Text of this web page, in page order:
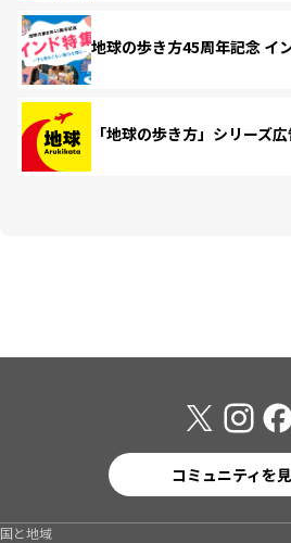
地球の歩き方45周年記念 イ
「地球の歩き方」シリーズ
コミュニティを
国と地域